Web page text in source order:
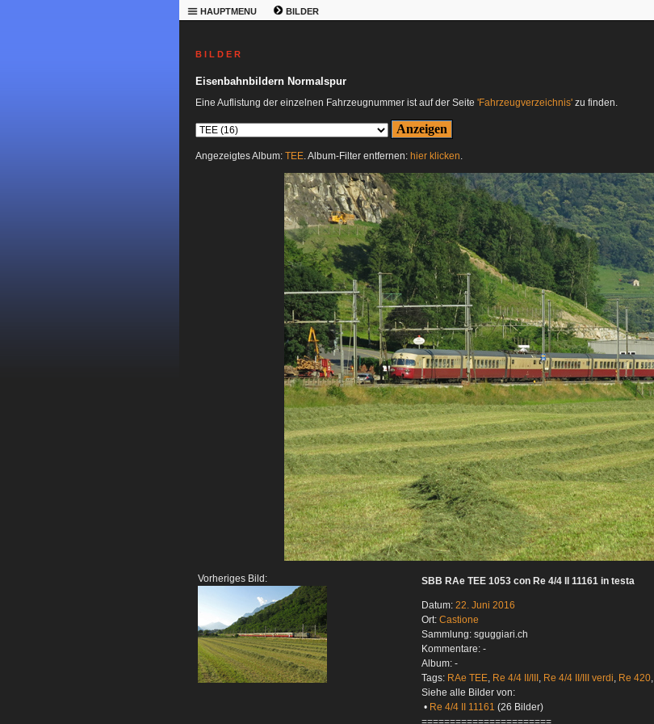
HAUPTMENU BILDER
B I L D E R
Eisenbahnbildern Normalspur
Eine Auflistung der einzelnen Fahrzeugnummer ist auf der Seite 'Fahrzeugverzeichnis' zu finden.
Angezeigtes Album: TEE. Album-Filter entfernen: hier klicken.
Vorheriges Bild: SBB RAe TEE 1053 con Re 4/4 II 11161 in testa
Datum: 22. Juni 2016
Ort: Castione
Sammlung: sguggiari.ch
Kommentare: -
Album: -
Tags: RAe TEE, Re 4/4 II/III , Re 4/4 II/III verdi, Re 420,
Siehe alle Bilder von:
• Re 4/4 II 11161 (26 Bilder)